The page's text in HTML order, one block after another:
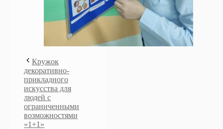
Кружок
декоративно-
прикладного
искусства для
людей с
ограниченными
возможностями
«1+1»